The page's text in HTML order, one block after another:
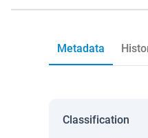
Metadata
Classification